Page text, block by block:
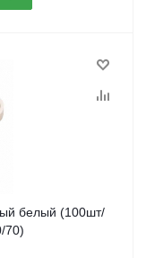
белый (100шт/
70)